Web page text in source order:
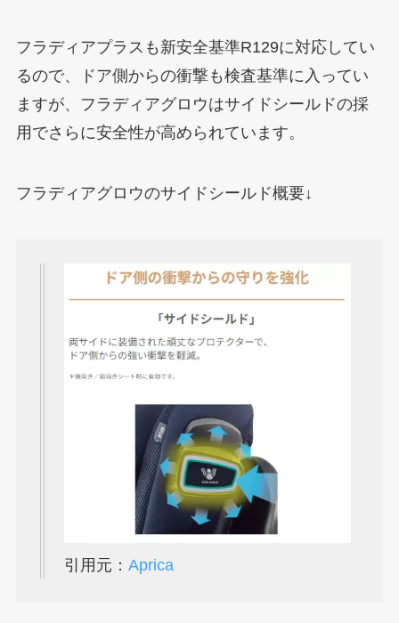
フラディアプラスも新安全基準R129に対応してい
るので、ドア側からの衝撃も検査基準に入ってい
ますが、フラディアグロウはサイドシールドの採
用でさらに安全性が高められています。
フラディアグロウのサイドシールド概要↓
引用元： Aprica